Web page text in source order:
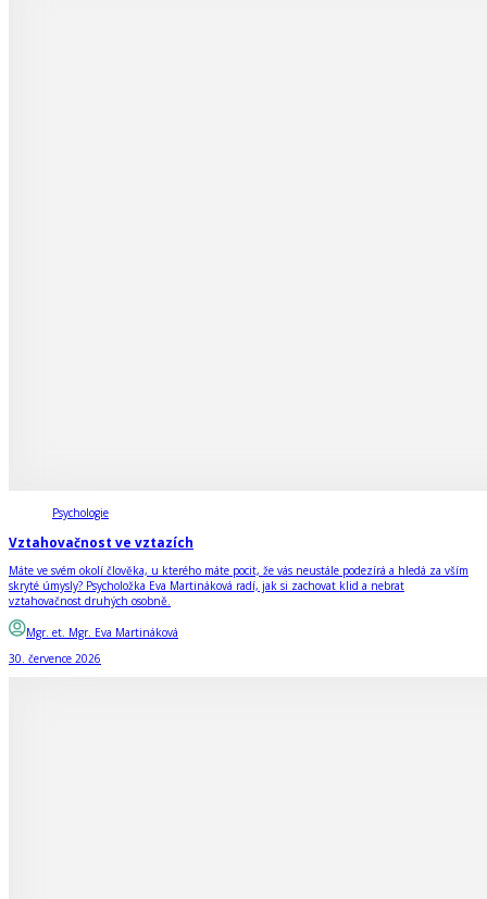
Psychologie
Vztahovačnost ve vztazích
Máte ve svém okolí člověka, u kterého máte pocit, že vás neustále podezírá a hledá za vším
skryté úmysly? Psycholožka Eva Martináková radí, jak si zachovat klid a nebrat
vztahovačnost druhých osobně.
Mgr. et. Mgr. Eva Martináková
30. července 2026